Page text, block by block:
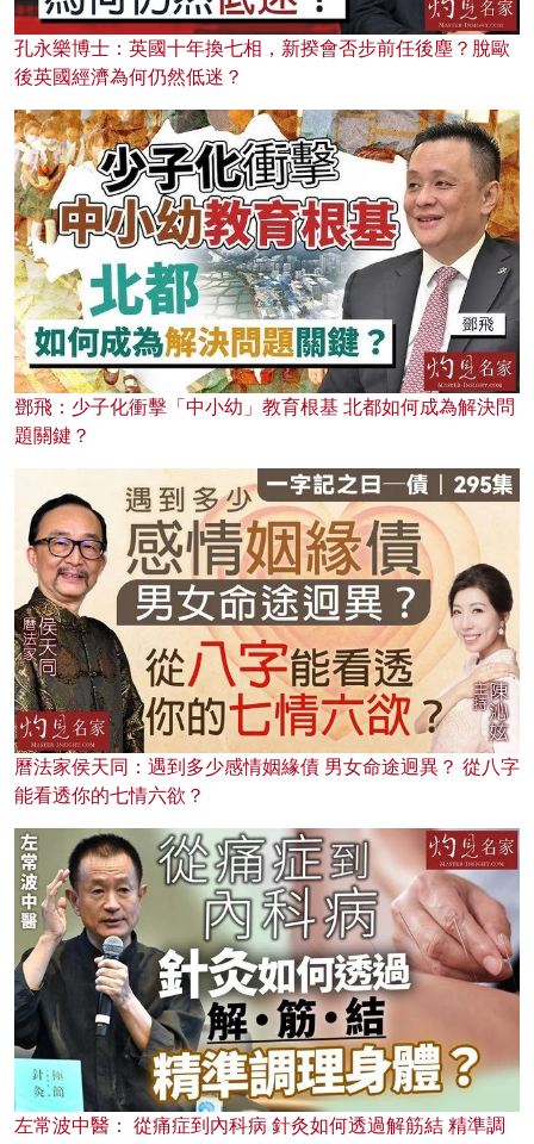
孔永樂博士：英國十年換七相，新揆會否步前任後塵？脫歐
後英國經濟為何仍然低迷？
鄧飛：少子化衝擊「中小幼」教育根基 北都如何成為解決問
題關鍵？
曆法家侯天同：遇到多少感情姻緣債 男女命途迥異？ 從八字
能看透你的七情六欲？
左常波中醫： 從痛症到內科病 針灸如何透過解筋結 精準調